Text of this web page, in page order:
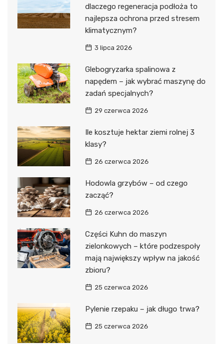
dlaczego regeneracja podłoża to
najlepsza ochrona przed stresem
klimatycznym?
3 lipca 2026
Glebogryzarka spalinowa z
napędem – jak wybrać maszynę do
zadań specjalnych?
29 czerwca 2026
Ile kosztuje hektar ziemi rolnej 3
klasy?
26 czerwca 2026
Hodowla grzybów – od czego
zacząć?
26 czerwca 2026
Części Kuhn do maszyn
zielonkowych – które podzespoły
mają największy wpływ na jakość
zbioru?
25 czerwca 2026
Pylenie rzepaku – jak długo trwa?
25 czerwca 2026